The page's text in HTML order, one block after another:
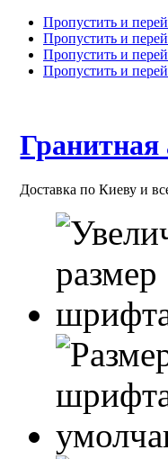
Пропустить и
Пропустить и
Пропустить и
Пропустить и
Доставка по Киеву и